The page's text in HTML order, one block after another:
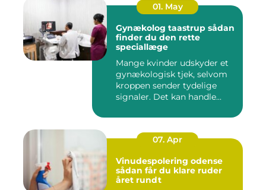
01. May
Gynækolog taastrup sådan
finder du den rette
speciallæge
Mange kvinder udskyder et
gynækologisk tjek, selvom
kroppen sender tydelige
signaler. Det kan handle...
07. Apr
Vinudespolering odense
sådan får du klare ruder
året rundt